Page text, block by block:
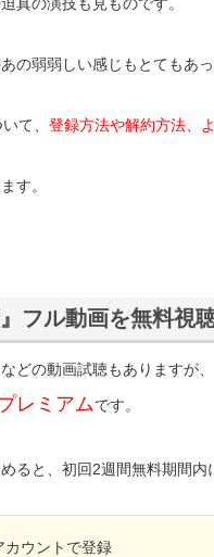
の弱弱しい感じもとてもあ
て、 登録方法や解約方法、
す。
フル動画を無料視
どの動画試聴もありますが、
レミアムです。
ると、初回2週間無料期間内
カウントで登録